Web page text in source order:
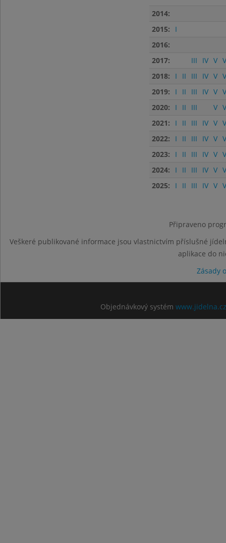
2014:
2015:
I
2016:
2017:
III IV V
2018:
I II III IV V
2019:
I II III IV V
2020:
I II III V
2021:
I II III IV V
2022:
I II III IV V
2023:
I II III IV V
2024:
I II III IV V
2025:
I II III IV V
Připraveno
Veškeré publikované informace jsou vlastnictvím příslušné
aplikace do
Zásady
Objednávkový systém www.jidelna.cz